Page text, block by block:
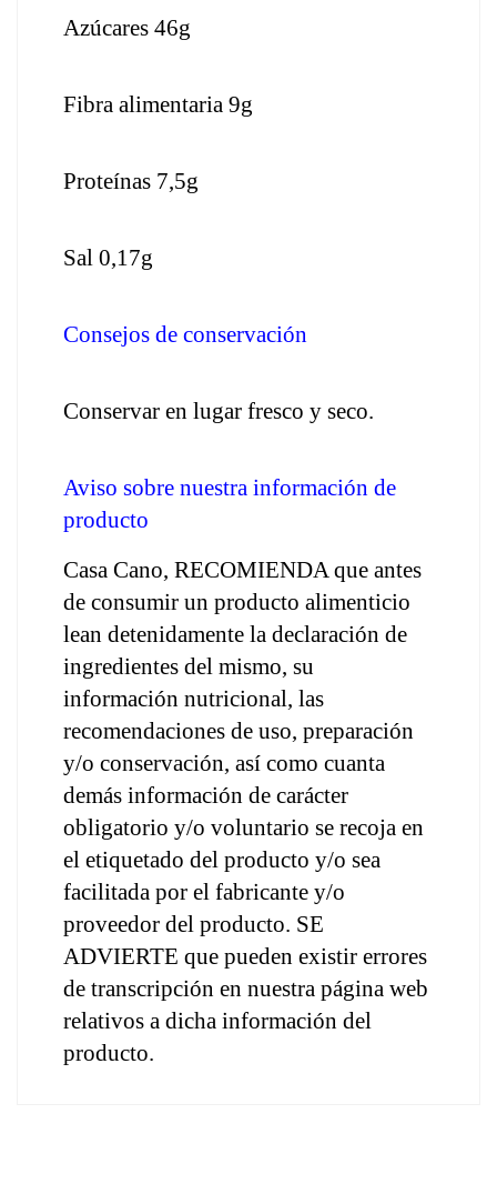
Azúcares 46g
Fibra alimentaria 9g
Proteínas 7,5g
Sal 0,17g
Consejos de conservación
Conservar en lugar fresco y seco.
Aviso sobre nuestra información de
producto
Casa Cano, RECOMIENDA que antes
de consumir un producto alimenticio
lean detenidamente la declaración de
ingredientes del mismo, su
información nutricional, las
recomendaciones de uso, preparación
y/o conservación, así como cuanta
demás información de carácter
obligatorio y/o voluntario se recoja en
el etiquetado del producto y/o sea
facilitada por el fabricante y/o
proveedor del producto. SE
ADVIERTE que pueden existir errores
de transcripción en nuestra página web
relativos a dicha información del
producto.